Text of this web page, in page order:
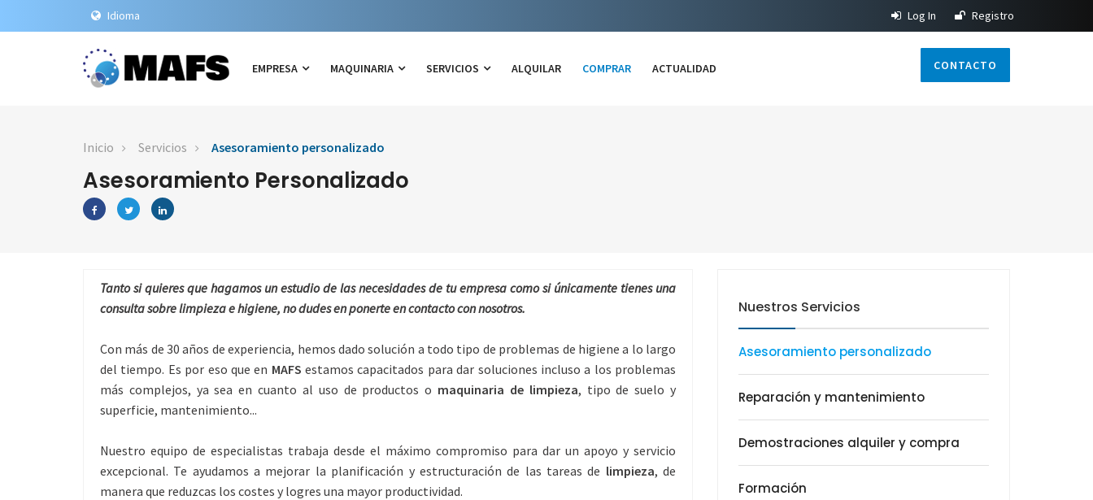
Idioma Log In Registro
EMPRESA MAQUINARIA SERVICIOS ALQUILAR COMPRAR ACTUALIDAD CONTACTO
Inicio Servicios Asesoramiento personalizado
Asesoramiento Personalizado
Tanto si quieres que hagamos un estudio de las necesidades de tu empresa como si únicamente tienes una
consulta sobre limpieza e higiene, no dudes en ponerte en contacto con nosotros.
Con más de 30 años de experiencia, hemos dado solución a todo tipo de problemas de higiene a lo largo
del tiempo. Es por eso que en MAFS estamos capacitados para dar soluciones incluso a los problemas
más complejos, ya sea en cuanto al uso de productos o maquinaria de limpieza, tipo de suelo y
superficie, mantenimiento...
Nuestro equipo de especialistas trabaja desde el máximo compromiso para dar un apoyo y servicio
excepcional. Te ayudamos a mejorar la planificación y estructuración de las tareas de limpieza, de
manera que reduzcas los costes y logres una mayor productividad.
Nuestros Servicios
Asesoramiento personalizado
Reparación y mantenimiento
Demostraciones alquiler y compra
Formación